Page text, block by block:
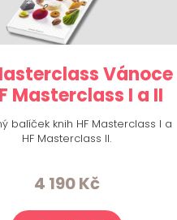
Vánoce
Masterclass I a II
balíček knih HF Masterclass I a
HF Masterclass II.
4 190Kč